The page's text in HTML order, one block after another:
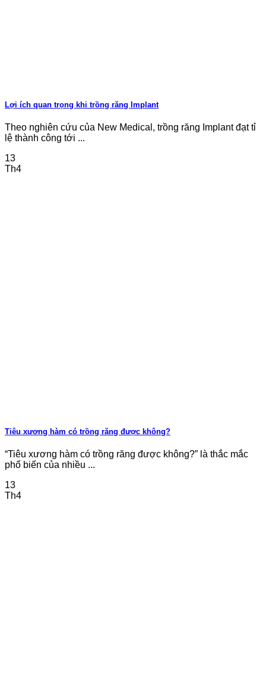
Lợi ích quan trọng khi trồng răng Implant
Theo nghiên cứu của New Medical, trồng răng Implant đạt tỉ
lệ thành công tới ...
13
Th4
Tiêu xương hàm có trồng răng được không?
“Tiêu xương hàm có trồng răng được không?” là thắc mắc
phổ biến của nhiều ...
13
Th4